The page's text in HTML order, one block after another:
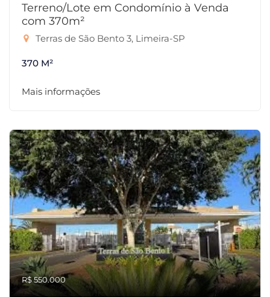
Terreno/Lote em Condomínio à Venda
com 370m²
Terras de São Bento 3, Limeira-SP
370 M²
Mais informações
R$ 550.000